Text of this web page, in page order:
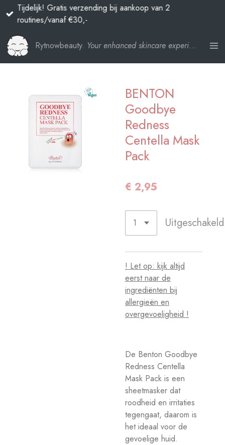
Ga
direct
naar
de
hoofdinhoud
Rytnowbeauty. Your enhanced skincare experience
Tijdelijk! Gratis verzending bij aankoop van 2
routines/vanaf €30,-
BENTON
Goodbye
Redness
Centella Mask
Pack
€ 2,95
Uitgeschakeld
! Let op: kijk altijd
eerst naar de
ingrediënten bij
allergieën en
overgevoeligheid !
De Benton Goodbye
Redness Centella
Mask Pack is een
sheetmasker dat
roodheid en irritaties
tegengaat, daarom is
het ideaal voor de
gevoelige huid.